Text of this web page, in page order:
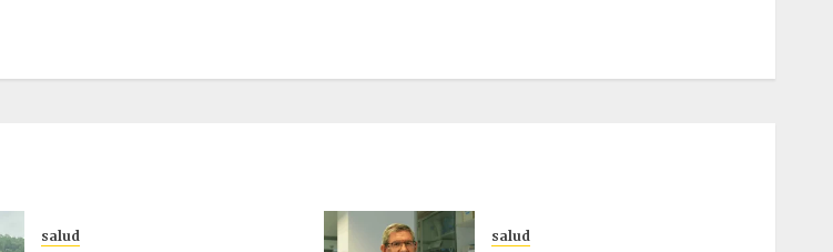
salud salud